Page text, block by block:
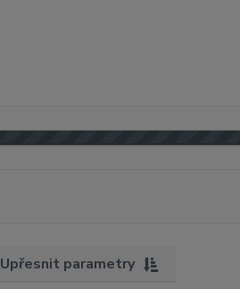
Upřesnit parametry